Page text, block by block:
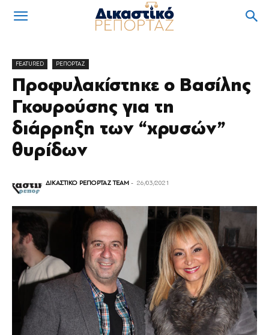
FEATURED ΡΕΠΟΡΤΑΖ
Προφυλακίστηκε ο Βασίλης
Γκουρούσης για τη
διάρρηξη των “χρυσών”
θυρίδων
ΔΙΚΑΣΤΙΚΟ ΡΕΠΟΡΤΑΖ TEAM - 26/03/2021